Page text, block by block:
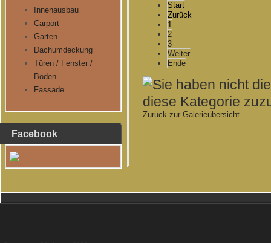
Innenausbau
Carport
Garten
Dachumdeckung
Türen / Fenster /
Böden
Fassade
Facebook
Start
Zurück
1
2
3
Weiter
Ende
Zurück zur Galerieübersicht